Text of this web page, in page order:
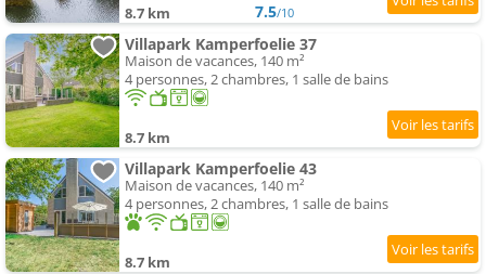
8.7 km 7.5/10
Villapark Kamperfoelie 37
Maison de vacances, 140 m²
4 personnes, 2 chambres, 1 salle de bains
8.7 km
Villapark Kamperfoelie 43
Maison de vacances, 140 m²
4 personnes, 2 chambres, 1 salle de bains
8.7 km